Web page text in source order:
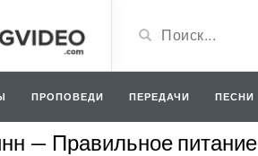
ПРОПОВЕДИ ПЕРЕДАЧИ ПЕСНИ
— Правильное питание